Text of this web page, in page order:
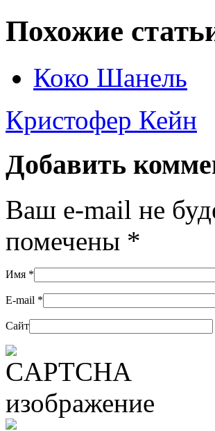
Похожие
Коко Шанель
Кристофер Кейн
Добавить
Ваш e-mail не
помечены *
Имя *
E-mail *
Сайт